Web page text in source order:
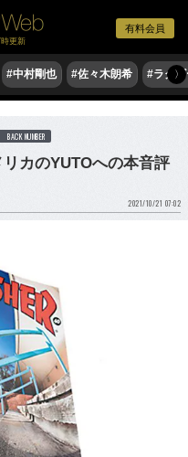
有料会員
更新
#中村剛也 #佐々木朗希 #ラグ〉
BACK NUMBER
リカのYUTOへの本音評
2021/10/21 07:02